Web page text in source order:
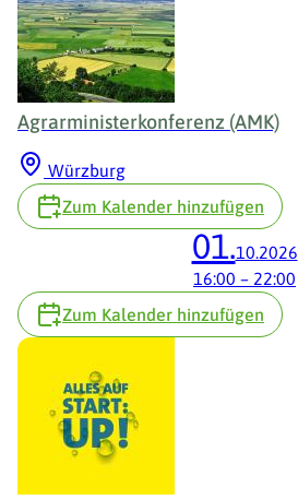
Agrarministerkonferenz (AMK)
Würzburg
Zum Kalender hinzufügen
01.10.2026
16:00 – 22:00
Zum Kalender hinzufügen